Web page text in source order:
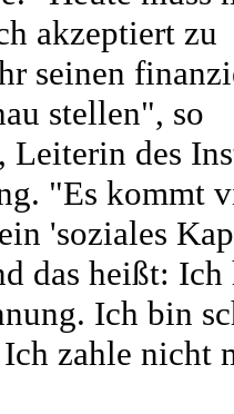
akzeptiert zu
seinen
stellen", so
Leiterin des
"Es kommt
'soziales
das heißt: Ich
Ich bin
zahle nicht